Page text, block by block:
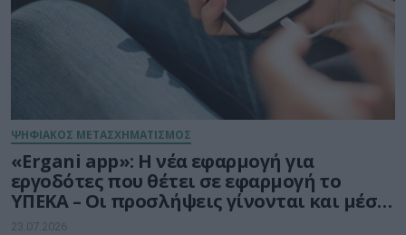
ΨΗΦΙΑΚΟΣ ΜΕΤΑΣΧΗΜΑΤΙΣΜΟΣ
«Ergani app»: Η νέα εφαρμογή για
εργοδότες που θέτει σε εφαρμογή το
ΥΠΕΚΑ – Οι προσλήψεις γίνονται και μέσω
smartphone
23.07.2026